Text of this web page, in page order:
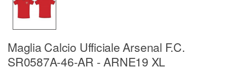
Maglia Calcio Ufficiale Arsenal F.C.
SR0587A-46-AR - ARNE19 XL